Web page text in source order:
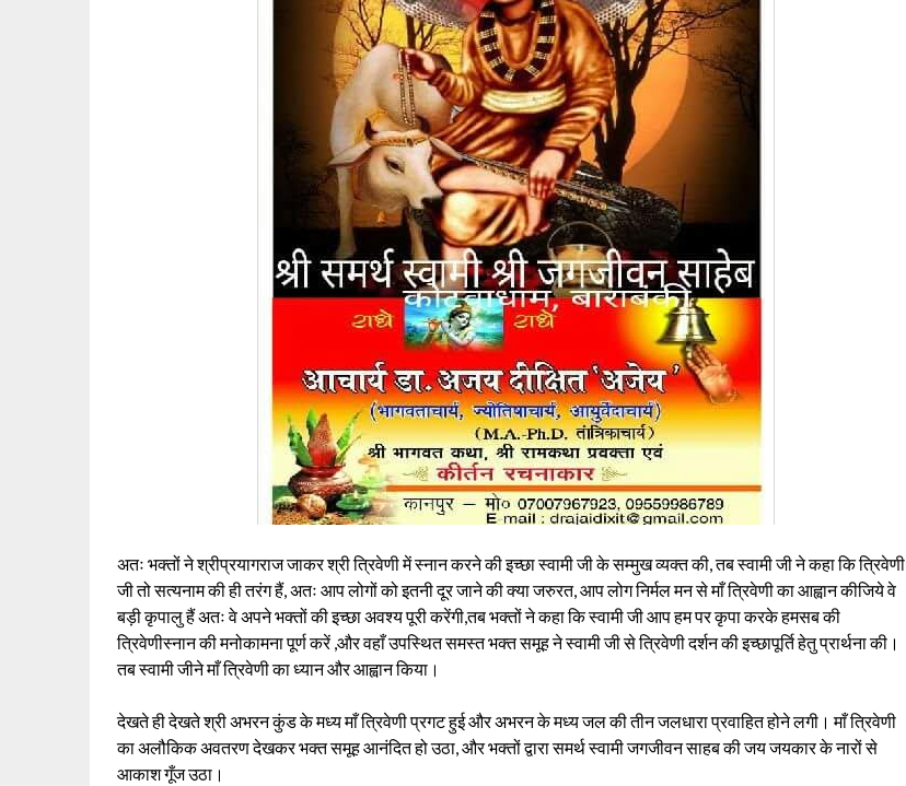
अतः भक्तों ने श्रीप्रयागराज जाकर श्री त्रिवेणी में स्नान करने की इच्छा स्वामी जी के सम्मुख व्यक्त की, तब स्वामी जी ने कहा कि त्रिवेणी
जी तो सत्यनाम की ही तरंग हैं, अतः आप लोगों को इतनी दूर जाने की क्या जरुरत, आप लोग निर्मल मन से माँ त्रिवेणी का आह्वान कीजिये वे
बड़ी कृपालु हैं अतः वे अपने भक्तों की इच्छा अवश्य पूरी करेंगी,तब भक्तों ने कहा कि स्वामी जी आप हम पर कृपा करके हमसब की
त्रिवेणीस्नान की मनोकामना पूर्ण करें ,और वहाँ उपस्थित समस्त भक्त समूह ने स्वामी जी से त्रिवेणी दर्शन की इच्छापूर्ति हेतु प्रार्थना की।
तब स्वामी जीने माँ त्रिवेणी का ध्यान और आह्वान किया।
देखते ही देखते श्री अभरन कुंड के मध्य माँ त्रिवेणी प्रगट हुई और अभरन के मध्य जल की तीन जलधारा प्रवाहित होने लगी। माँ त्रिवेणी
का अलौकिक अवतरण देखकर भक्त समूह आनंदित हो उठा, और भक्तों द्वारा समर्थ स्वामी जगजीवन साहब की जय जयकार के नारों से
आकाश गूँज उठा।